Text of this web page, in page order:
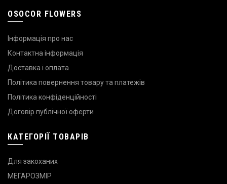
OSOCOR FLOWERS
Інформація про нас
Контактна інформація
Доставка і оплата
Політика повернення товару та платежів
Політика конфіденційності
Договір публічної оферти
КАТЕГОРІЇ ТОВАРІВ
Для закоханих
МЕГАРОЗМІР